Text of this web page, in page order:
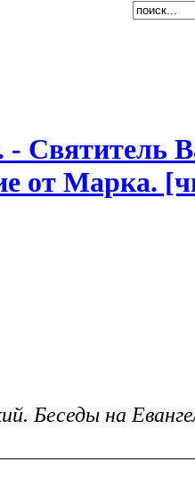
- Святитель
от Марка.
Беседы на